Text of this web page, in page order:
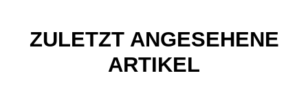
ZULETZT ANGESEHENE
ARTIKEL